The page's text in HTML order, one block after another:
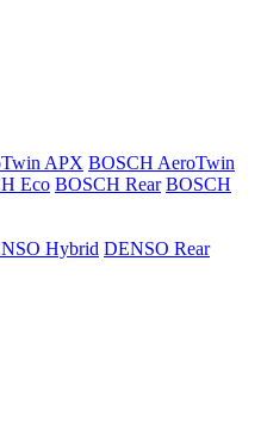
APX BOSCH AeroTwin
Eco BOSCH Rear BOSCH
Hybrid DENSO Rear